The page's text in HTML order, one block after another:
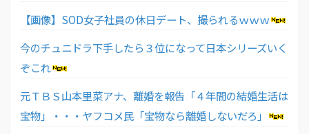
【画像】SOD女子社員の休日デート、撮られるｗｗｗ
今のチュニドラ下手したら３位になって日本シリーズいく
ぞこれ
元ＴＢＳ山本里菜アナ、離婚を報告「４年間の結婚生活は
宝物」・・・ヤフコメ民「宝物なら離婚しないだろ」